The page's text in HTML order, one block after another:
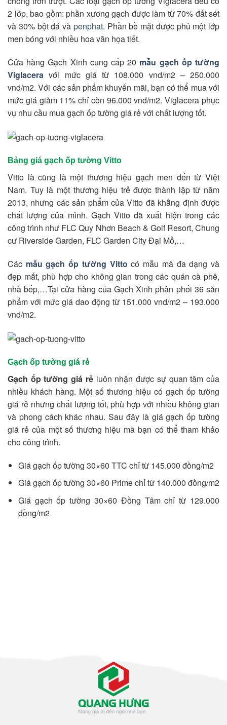
2 lớp, bao gồm: phần xương gạch được làm từ 70% đất sét
và 30% bột đá và penphat. Phần bề mặt được phủ một lớp
men bóng với nhiều hoa văn họa tiết.
Cửa hàng Gạch Xinh cung cấp 20 mẫu gạch ốp tường
Viglacera với mức giá từ 108.000 vnd/m2 – 250.000
vnd/m2. Với các sản phẩm khuyến mãi, bạn có thể mua với
mức giá giảm 11% chỉ còn 96.000 vnd/m2. Viglacera phục
vụ nhu cầu mua gạch ốp tường giá rẻ với chất lượng tốt.
Bảng giá gạch ốp tường Vitto
Vitto là cũng là một thương hiệu gạch men đến từ Việt
Nam. Tuy là một thương hiệu trẻ được thành lập từ năm
2013, nhưng các sản phẩm của Vitto đã khẳng định được
chất lượng của mình. Gạch Vitto đã xuất hiện trong các
công trình như FLC Quy Nhơn Beach & Golf Resort, Chung
cư Riverside Garden, FLC Garden City Đại Mỗ,…
Các mẫu gạch ốp tường Vitto có mẫu mã đa dạng và
đẹp mắt, phù hợp cho không gian trong các quán cà phê,
nhà bếp,…Tại cửa hàng của Gạch Xinh phân phối 36 sản
phẩm với mức giá dao động từ 151.000 vnd/m2 – 193.000
vnd/m2.
Gạch ốp tường giá rẻ
Gạch ốp tường giá rẻ luôn nhận được sự quan tâm của
nhiều khách hàng. Một số thương hiệu có gạch ốp tường
giá rẻ nhưng chất lượng tốt, phù hợp với nhiều không gian
và phong cách khác nhau. Sau đây là giá gạch ốp tường
giá rẻ của một số thương hiệu mà bạn có thể tham khảo
cho công trình.
Giá gạch ốp tường 30×60 TTC chỉ từ 145.000 đồng/m2
Giá gạch ốp tường 30×60 Prime chỉ từ 140.000 đồng/m2
Giá gạch ốp tường 30×60 Đồng Tâm chỉ từ 129.000
đồng/m2